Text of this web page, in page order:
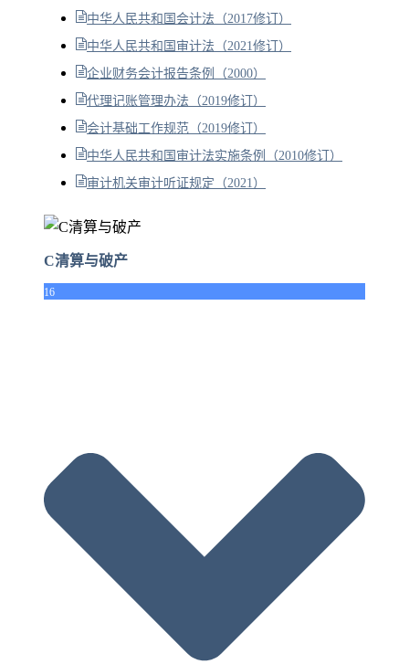
中华人民共和国会计法（2017修订）
中华人民共和国审计法（2021修订）
企业财务会计报告条例（2000）
代理记账管理办法（2019修订）
会计基础工作规范（2019修订）
中华人民共和国审计法实施条例（2010修订）
审计机关审计听证规定（2021）
C清算与破产
16